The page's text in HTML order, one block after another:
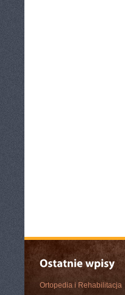
Ortopedia i Rehabilitacja